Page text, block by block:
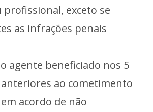
exceto se
as infrações penais
agente beneficiado nos 5
anteriores ao cometimento
acordo de não